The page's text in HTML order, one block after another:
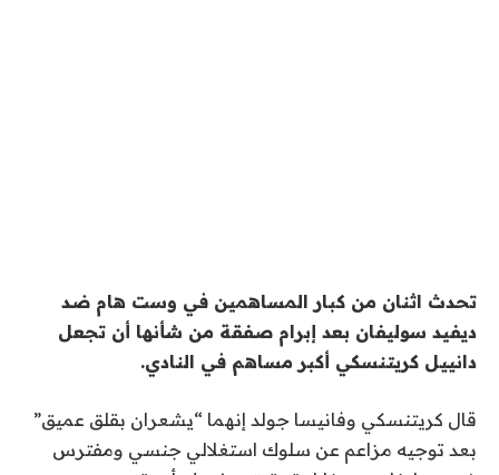
تحدث اثنان من كبار المساهمين في وست هام ضد
ديفيد سوليفان بعد إبرام صفقة من شأنها أن تجعل
دانييل كريتنسكي أكبر مساهم في النادي.
قال كريتنسكي وفانيسا جولد إنهما “يشعران بقلق عميق”
بعد توجيه مزاعم عن سلوك استغلالي جنسي ومفترس